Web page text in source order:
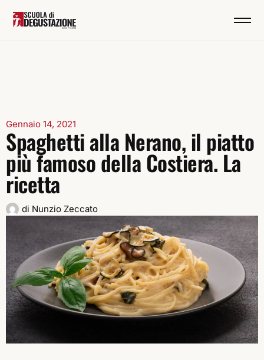
Gennaio 14, 2021
Spaghetti alla Nerano, il piatto
più famoso della Costiera. La
ricetta
di Nunzio Zeccato